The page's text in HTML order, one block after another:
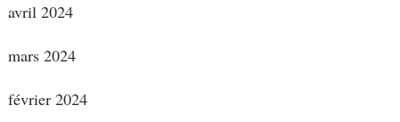
avril 2024
mars 2024
février 2024